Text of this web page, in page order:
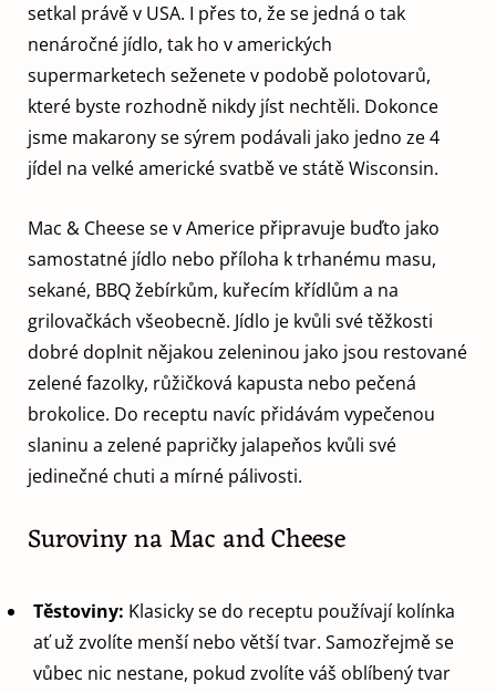
setkal právě v USA. I přes to, že se jedná o tak
nenáročné jídlo, tak ho v amerických
supermarketech seženete v podobě polotovarů,
které byste rozhodně nikdy jíst nechtěli. Dokonce
jsme makarony se sýrem podávali jako jedno ze 4
jídel na velké americké svatbě ve státě Wisconsin.
Mac & Cheese se v Americe připravuje buďto jako
samostatné jídlo nebo příloha k trhanému masu,
sekané, BBQ žebírkům, kuřecím křídlům a na
grilovačkách všeobecně. Jídlo je kvůli své těžkosti
dobré doplnit nějakou zeleninou jako jsou restované
zelené fazolky, růžičková kapusta nebo pečená
brokolice. Do receptu navíc přidávám vypečenou
slaninu a zelené papričky jalapeňos kvůli své
jedinečné chuti a mírné pálivosti.
Suroviny na Mac and Cheese
Těstoviny: Klasicky se do receptu používají kolínka
ať už zvolíte menší nebo větší tvar. Samozřejmě se
vůbec nic nestane, pokud zvolíte váš oblíbený tvar